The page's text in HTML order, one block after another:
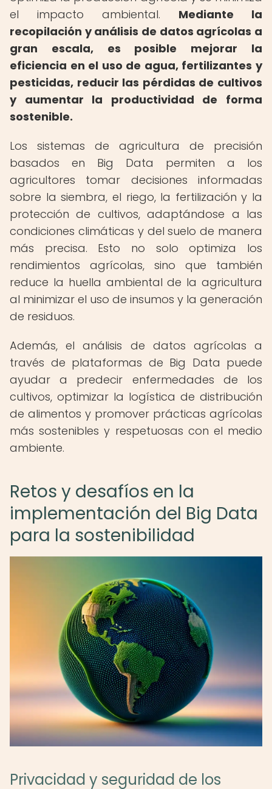
el impacto ambiental. Mediante la
recopilación y análisis de datos agrícolas a
gran escala, es posible mejorar la
eficiencia en el uso de agua, fertilizantes y
pesticidas, reducir las pérdidas de cultivos
y aumentar la productividad de forma
sostenible.
Los sistemas de agricultura de precisión
basados en Big Data permiten a los
agricultores tomar decisiones informadas
sobre la siembra, el riego, la fertilización y la
protección de cultivos, adaptándose a las
condiciones climáticas y del suelo de manera
más precisa. Esto no solo optimiza los
rendimientos agrícolas, sino que también
reduce la huella ambiental de la agricultura
al minimizar el uso de insumos y la generación
de residuos.
Además, el análisis de datos agrícolas a
través de plataformas de Big Data puede
ayudar a predecir enfermedades de los
cultivos, optimizar la logística de distribución
de alimentos y promover prácticas agrícolas
más sostenibles y respetuosas con el medio
ambiente.
Retos y desafíos en la
implementación del Big Data
para la sostenibilidad
Privacidad y seguridad de los